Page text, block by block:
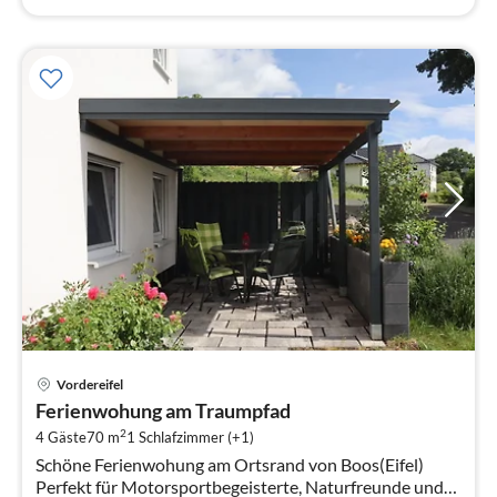
Vordereifel
Ferienwohung am Traumpfad
4 Gäste70 m21 Schlafzimmer (+1)
Schöne Ferienwohung am Ortsrand von Boos(Eifel)
Perfekt für Motorsportbegeisterte, Naturfreunde und